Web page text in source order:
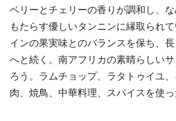
ベリーとチェリーの香りが調和し、
もたらす優しいタンニンに縁取られ
インの果実味とのバランスを保ち、
へと続く。南アフリカの素晴らしい
ろう。ラムチョップ、ラタトゥイユ
肉、焼鳥、中華料理、スパイスを使っ